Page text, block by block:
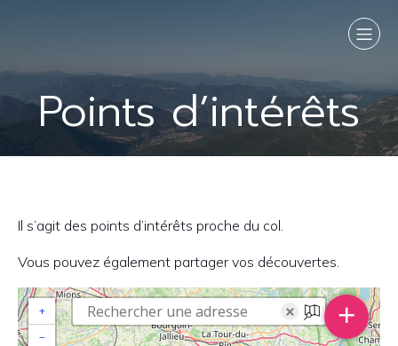
Points d’intérêts
Il s’agit des points d’intérêts proche du col.
Vous pouvez également partager vos découvertes.
+
−
× +